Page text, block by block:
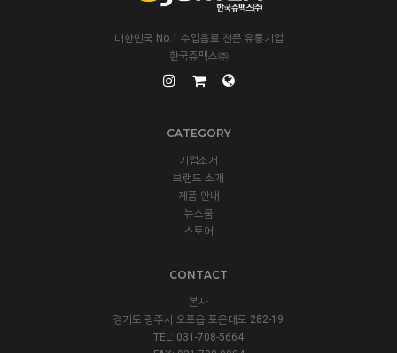
대한민국 No.1 수입음료 전문 유통기업
한국쥬맥스㈜
CATEGORY
기업소개
브랜드 소개
제품 안내
뉴스룸
스토어
CONTACT
본사
경기도 광주시 오포읍 포은대로 282-19
TEL: 031-708-5664